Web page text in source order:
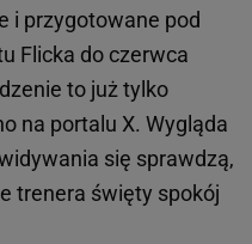
i przygotowane pod
Flicka do czerwca
to już tylko
na portalu X. Wygląda
się sprawdzą,
trenera święty spokój